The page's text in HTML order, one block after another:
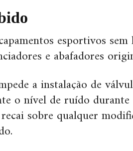
esportivos
e abafadores
a instalação de
o nível de ruído
sobre qualquer